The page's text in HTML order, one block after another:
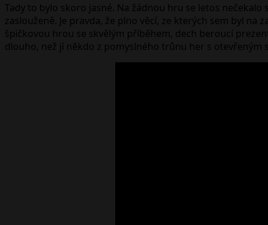
Tady to bylo skoro jasné. Na žádnou hru se letos
zaslouženě. Je pravda, že plno věcí, ze kterých sem byl na
špičkovou hrou se skvělým příběhem, dech beroucí
dlouho, než jí někdo z pomyslného trůnu her s otevřeným